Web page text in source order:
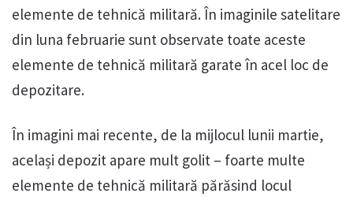
elemente de tehnică militară. În imaginile satelitare
din luna februarie sunt observate toate aceste
elemente de tehnică militară garate în acel loc de
depozitare.
În imagini mai recente, de la mijlocul lunii martie,
același depozit apare mult golit – foarte multe
elemente de tehnică militară părăsind locul